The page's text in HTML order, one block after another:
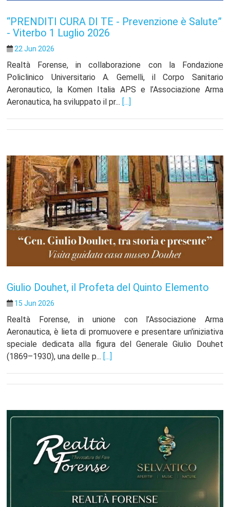
“PRENDITI CURA DI TE - Prevenzione è Salute”
- Viterbo 1 Luglio 2026
22 Jun 2026
Realtà Forense, in collaborazione con la Fondazione
Policlinico Universitario A. Gemelli, il Corpo Sanitario
Aeronautico, la Komen Italia APS e l’Associazione Arma
Aeronautica, ha sviluppato il pr... [...]
Giulio Douhet, il Profeta del Quinto Elemento
15 Jun 2026
Realtà Forense, in unione con l’Associazione Arma
Aeronautica, è lieta di promuovere e presentare un'iniziativa
speciale dedicata alla figura del Generale Giulio Douhet
(1869–1930), una delle p... [...]